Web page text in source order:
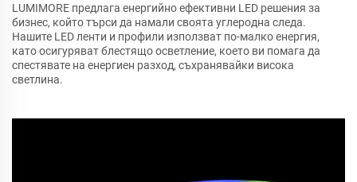
LUMIMORE предлага енергийно ефективни LED решения за
бизнес, който търси да намали своята углеродна следа.
Нашите LED ленти и профили използват по-малко енергия,
като осигуряват блестящо осветление, което ви помага да
спестявате на енергиен разход, съхранявайки висока
светлина.